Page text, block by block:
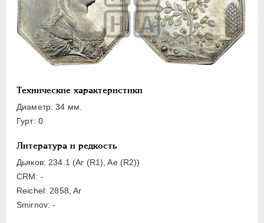
Технические характеристики
Диаметр: 34 мм.
Гурт: 0
Литература и редкость
Дьяков: 234.1 (Ar (R1), Aе (R2))
CRM: -
Reichel: 2858, Ar
Smirnov: -
ЕКАТЕРИНА II 1762-1796
Латинская надпись
B C D E G H
I
V
Русская надпись
А
Л
Н О П Р
Х
Я
Цифры